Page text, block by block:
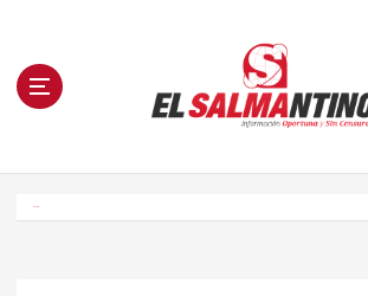
n El Salmantino - medios/